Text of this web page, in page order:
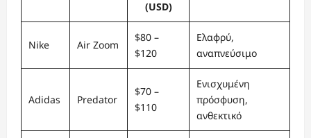
(USD)
Nike Air Zoom
$80 –
$120
Ελαφρύ,
αναπνεύσιμο
Adidas Predator
$70 –
$110
Ενισχυμένη
πρόσφυση,
ανθεκτικό